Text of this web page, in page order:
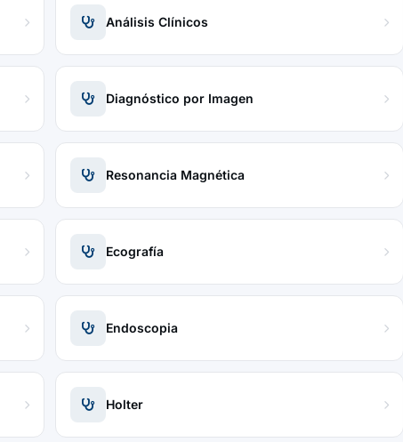
Análisis Clínicos
Diagnóstico por Imagen
Resonancia Magnética
Ecografía
Endoscopia
Holter